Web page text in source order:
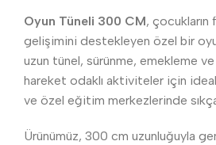
Oyun Tüneli 300 CM, çocukların
gelişimini destekleyen özel bir
uzun tünel, sürünme, emekleme
hareket odaklı aktiviteler için
ve özel eğitim merkezlerinde
Ürünümüz, 300 cm uzunluğuyla